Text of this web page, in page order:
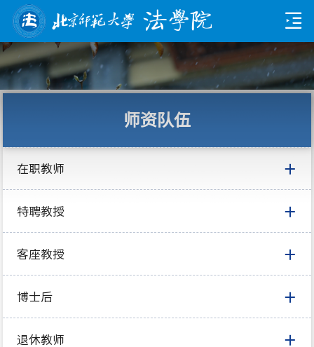
师资队伍
在职教师
特聘教授
客座教授
博士后
退休教师